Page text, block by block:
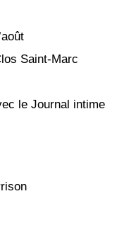
Saint-Marc
le Journal intime